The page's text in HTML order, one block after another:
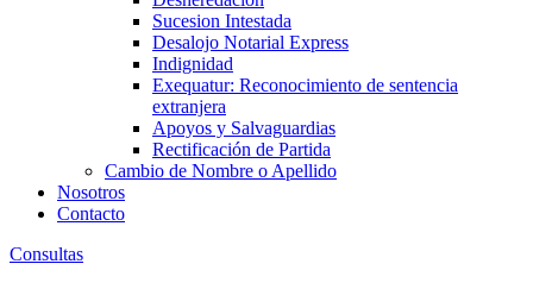
Sucesion Intestada
Desalojo Notarial Express
Indignidad
Exequatur: Reconocimiento de sentencia
extranjera
Apoyos y Salvaguardias
Rectificación de Partida
Cambio de Nombre o Apellido
Nosotros
Contacto
Consultas